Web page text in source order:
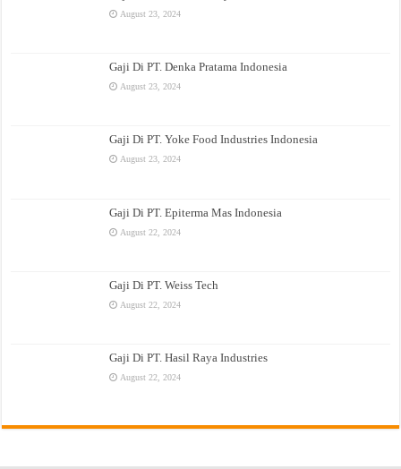
August 23, 2024
Gaji Di PT. Denka Pratama Indonesia
August 23, 2024
Gaji Di PT. Yoke Food Industries Indonesia
August 23, 2024
Gaji Di PT. Epiterma Mas Indonesia
August 22, 2024
Gaji Di PT. Weiss Tech
August 22, 2024
Gaji Di PT. Hasil Raya Industries
August 22, 2024